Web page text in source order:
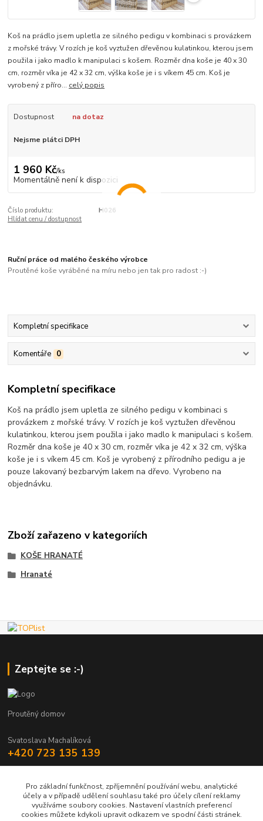
Koš na prádlo jsem upletla ze silného pedigu v kombinaci s provázkem
z mořské trávy. V rozích je koš vyztužen dřevěnou kulatinkou, kterou jsem
použila i jako madlo k manipulaci s košem. Rozměr dna koše je 40 x 30
cm, rozměr víka je 42 x 32 cm, výška koše je i s víkem 45 cm. Koš je
vyrobený z příro... celý popis
Dostupnost na dotaz
Nejsme plátci DPH
1 960 Kč/ks
Momentálně není k dispozici
Číslo produktu:
H026
Hlídat cenu / dostupnost
Ruční práce od malého českého výrobce
Proutěné koše vyráběné na míru nebo jen tak pro radost :-)
Kompletní specifikace
Komentáře 0
Kompletní specifikace
Koš na prádlo jsem upletla ze silného pedigu v kombinaci s
provázkem z mořské trávy. V rozích je koš vyztužen dřevěnou
kulatinkou, kterou jsem použila i jako madlo k manipulaci s košem.
Rozměr dna koše je 40 x 30 cm, rozměr víka je 42 x 32 cm, výška
koše je i s víkem 45 cm. Koš je vyrobený z přírodního pedigu a je
pouze lakovaný bezbarvým lakem na dřevo. Vyrobeno na
objednávku.
Zboží zařazeno v kategoriích
KOŠE HRANATÉ
Hranaté
Zeptejte se :-)
Proutěný domov
Svatoslava Machalíková
+420 723 135 139
Pro základní funkčnost, zpříjemnění používání webu, analytické
účely a v případě udělení souhlasu také pro účely cílení reklamy
využíváme soubory cookies. Nastavení vlastních preferencí
cookies můžete kdykoli upravit odkazem ve spodní části stránek.